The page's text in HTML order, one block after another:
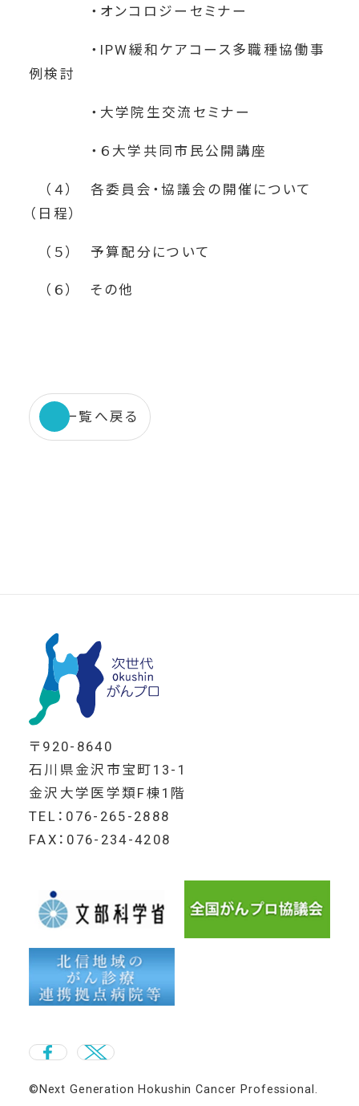
・オンコロジーセミナー
・IPW緩和ケアコース多職種協働事
例検討
・大学院生交流セミナー
・６大学共同市民公開講座
（４） 各委員会・協議会の開催について
（日程）
（５） 予算配分について
（６） その他
一覧へ戻る
〒920-8640
石川県金沢市宝町13-1
金沢大学医学類F棟1階
TEL：076-265-2888
FAX：076-234-4208
©Next Generation Hokushin Cancer Professional.